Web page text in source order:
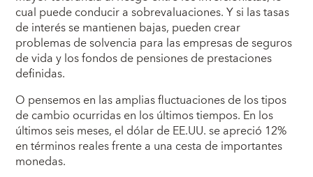
cual puede conducir a sobrevaluaciones. Y si las tasas
de interés se mantienen bajas, pueden crear
problemas de solvencia para las empresas de seguros
de vida y los fondos de pensiones de prestaciones
definidas.
O pensemos en las amplias fluctuaciones de los tipos
de cambio ocurridas en los últimos tiempos. En los
últimos seis meses, el dólar de EE.UU. se apreció 12%
en términos reales frente a una cesta de importantes
monedas.